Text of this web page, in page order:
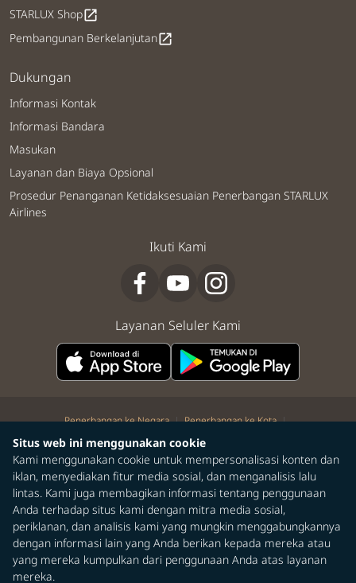
Situs web ini menggunakan cookie
Kami menggunakan cookie untuk mempersonalisasi konten dan
iklan, menyediakan fitur media sosial, dan menganalisis lalu
lintas. Kami juga membagikan informasi tentang penggunaan
Anda terhadap situs kami dengan mitra media sosial,
periklanan, dan analisis kami yang mungkin menggabungkannya
dengan informasi lain yang Anda berikan kepada mereka atau
yang mereka kumpulkan dari penggunaan Anda atas layanan
mereka.
STARLUX Shopopen_in_new
Pembangunan Berkelanjutanopen_in_new
Dukungan
Informasi Kontak
Informasi Bandara
Masukan
Layanan dan Biaya Opsional
Prosedur Penanganan Ketidaksesuaian Penerbangan STARLUX
Airlines
Ikuti Kami
Layanan Seluler Kami
Penerbangan ke Negara | Penerbangan ke Kota |
Penerbangan kota ke kota | Penerbangan kota ke negara
Penerbangan dari Negara
©Hak Cipta 2026 STARLUX Airlines Co. Ltd. Seluruh hak cipta dilindungi
undang-undang.